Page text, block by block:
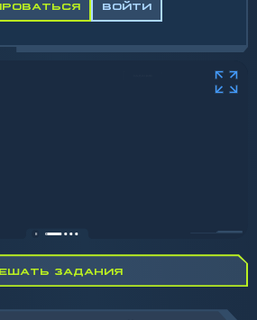
ВОЙТИ
ЗАДАНИЯ